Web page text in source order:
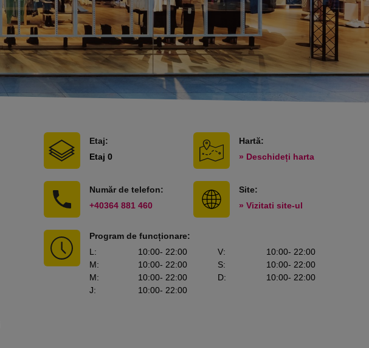
Etaj:
Etaj 0
Hartă:
» Deschideți harta
Număr de telefon:
+40364 881 460
Site:
» Vizitati site-ul
Program de funcționare:
L : 10:00- 22:00
M: 10:00- 22:00
M: 10:00- 22:00
J: 10:00- 22:00
V: 10:00- 22:00
S: 10:00- 22:00
D: 10:00- 22:00